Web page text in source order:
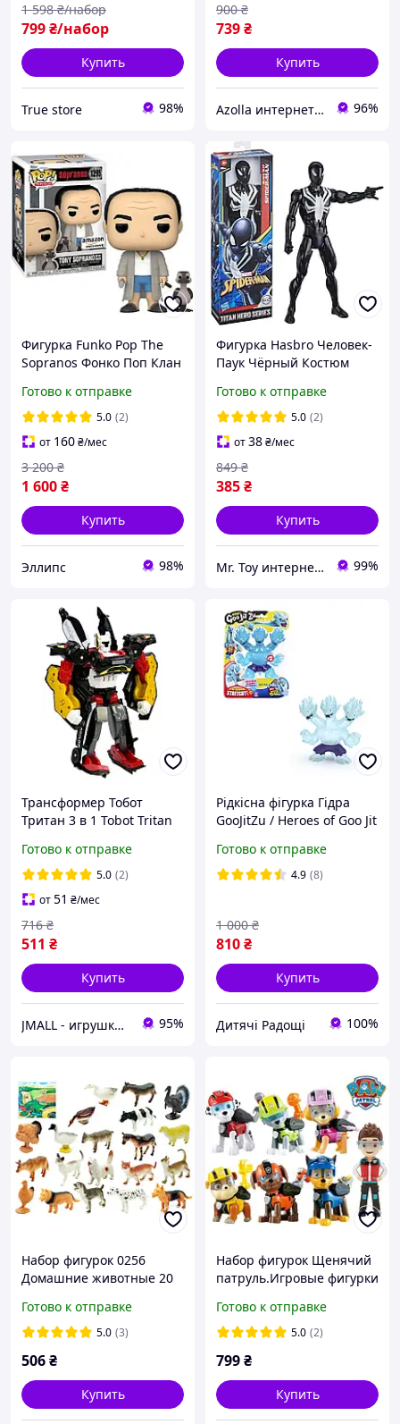
799₴/набор
1 598 ₴/набор
Купить
True store 98%
739₴
900 ₴
Купить
Azolla интернет-магазин 96%
Фигурка Funko Pop The
Sopranos Фонко Поп Клан
Готово к отправке
5.0 (2)
от 160₴/мес
1 600₴
3 200 ₴
Купить
Эллипс 98%
Фигурка Hasbro Человек-
Паук Чёрный Костюм
Black Spider-Man, Marvel,
Titan Hero Series
Готово к отправке
5.0 (2)
от38₴/мес
385₴
849 ₴
Купить
Mr. Toy интернет-магазин 99%
Трансформер Тобот
Тритан 3 в 1 Tobot Tritan
Готово к отправке
5.0 (2)
от51 ₴/мес
511 ₴
716 ₴
Купить
JMALL - игрушки и товары для детей 95%
Рідкісна фігурка Гідра
GooJitZu / Heroes of Goo Jit
3 Headed Dragon
Готово к отправке
4.9 (8)
810₴
1 000 ₴
Купить
Дитячі Радощі 100%
Набор фигурок 0256
Домашние животные 20
Готово к отправке
5.0 (3)
506₴
Купить
Набор фигурок Щенячий
патруль.Игровые фигурки
Щенячий патруль 7 шт.
Игрушки PAW Patrol 8.5-
Готово к отправке
5.0 (2)
799₴
Купить